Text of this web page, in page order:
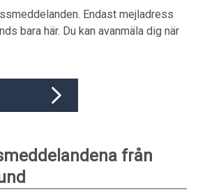
Endast mejladress
bara här. Du kan avanmäla dig när
från